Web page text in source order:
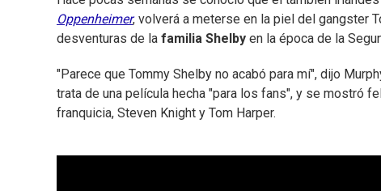
Oppenheimer, volverá a meterse en la piel del gangster
desventuras de la familia Shelby en la época de la
"Parece que Tommy Shelby no acabó para mí", dijo
trata de una película hecha "para los fans", y se mostró
franquicia, Steven Knight y Tom Harper.